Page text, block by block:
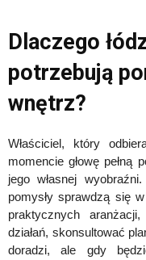
Dlaczego
potrzebują
wnętrz?
Właściciel, który
momencie głowę pełną
jego własnej
pomysły sprawdzą się
praktycznych
działań, skonsultować
doradzi, ale gdy